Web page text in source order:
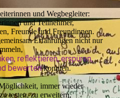
und Wegbegleiter:
und Teilnehmer,
Freunde und Freundinnen.
Erfahrungen nicht nur
reflektieren, erspüren,
bewertenkonnten.
immer wieder
testen, zu erweitern,